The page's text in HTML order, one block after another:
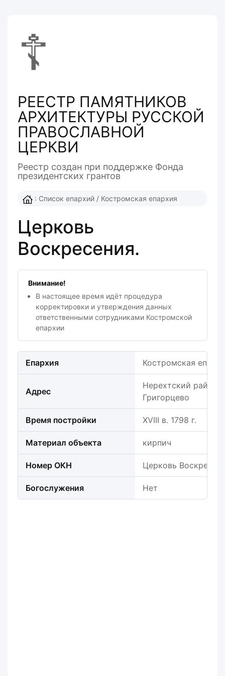
☦
РЕЕСТР ПАМЯТНИКОВ
АРХИТЕКТУРЫ РУССКОЙ
ПРАВОСЛАВНОЙ
ЦЕРКВИ
Реестр создан при поддержке Фонда
президентcких грантов
: Список епархий / Костромская епархия
Церковь
Воскресения.
Внимание!
В настоящее время идёт процедура
корректировки и утверждения данных
ответственными сотрудниками Костромской
епархии
Епархия Костромская
Адрес
Нерехтский район,
Григорцево
Время постройки XVIII в. 1798 г.
Материал объекта кирпич
Номер ОКН Церковь
Богослужения Нет